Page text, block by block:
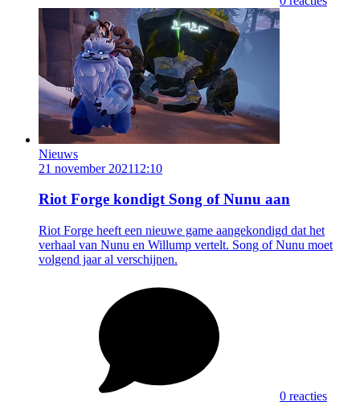
Nieuws
21 november 202112:10
Riot Forge kondigt Song of Nunu aan
Riot Forge heeft een nieuwe game aangekondigd dat het
verhaal van Nunu en Willump vertelt. Song of Nunu moet
volgend jaar al verschijnen.
0 reacties